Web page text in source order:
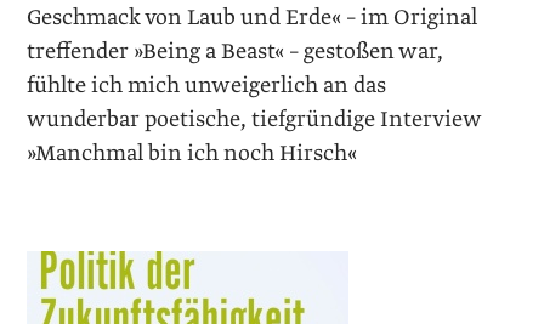
Geschmack von Laub und Erde« – im Original
treffender »Being a Beast« – gestoßen war,
fühlte ich mich unweigerlich an das
wunderbar poetische, tiefgründige Interview
»Manchmal bin ich noch Hirsch«